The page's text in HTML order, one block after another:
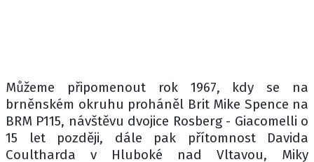
Můžeme připomenout rok 1967, kdy se na
brněnském okruhu proháněl Brit Mike Spence na
BRM P115, návštěvu dvojice Rosberg - Giacomelli o
15 let později, dále pak přítomnost Davida
Coultharda v Hluboké nad Vltavou, Miky